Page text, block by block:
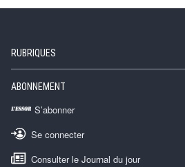
RUBRIQUES
ABONNEMENT
S’abonner
Se connecter
Consulter le Journal du jour